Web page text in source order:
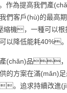
為提高我們產
們客戶(hù)的最高
縮機，一種可以
降低能耗40%。
產(chǎn)品，
的方案在滿(mǎn)足
。追求持續改進